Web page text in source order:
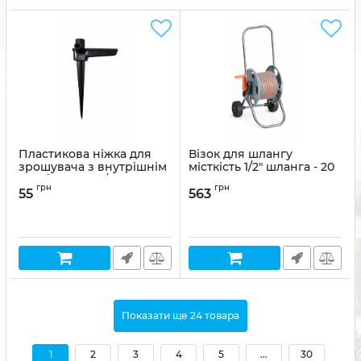
Пластикова ніжка для
зрошувача з внутрішнім
різьбленням 1/2" АР 4006
55 грн
Візок для шлангу
місткість 1/2" шланга - 20
563 грн
Показати ще 24 товара
1 2 3 4 5 ... 30